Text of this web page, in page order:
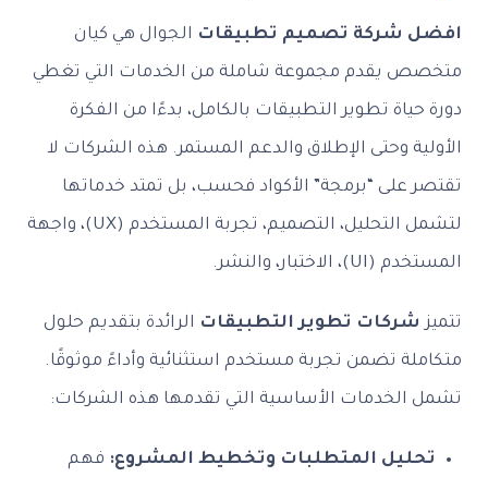
افضل شركة تصميم تطبيقات الجوال هي كيان
متخصص يقدم مجموعة شاملة من الخدمات التي تغطي
دورة حياة تطوير التطبيقات بالكامل، بدءًا من الفكرة
الأولية وحتى الإطلاق والدعم المستمر. هذه الشركات لا
تقتصر على “برمجة” الأكواد فحسب، بل تمتد خدماتها
لتشمل التحليل، التصميم، تجربة المستخدم (UX)، واجهة
المستخدم (UI)، الاختبار، والنشر.
تتميز شركات تطوير التطبيقات الرائدة بتقديم حلول
متكاملة تضمن تجربة مستخدم استثنائية وأداءً موثوقًا.
تشمل الخدمات الأساسية التي تقدمها هذه الشركات:
تحليل المتطلبات وتخطيط المشروع: فهم